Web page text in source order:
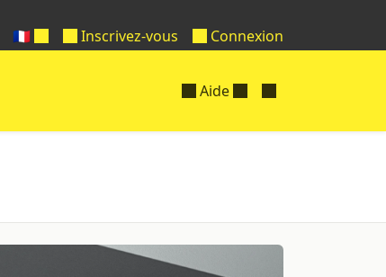
Inscrivez-vous Connexion
🇫🇷
Aide